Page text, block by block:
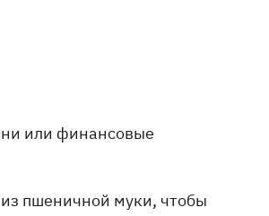
или финансовые
из пшеничной муки, чтобы